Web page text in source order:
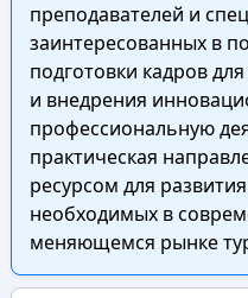
преподавателей и
заинтересованных в
подготовки кадров
и внедрения
профессиональную
практическая
ресурсом для
необходимых в
меняющемся рынке